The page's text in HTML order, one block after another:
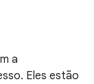
a
Eles estão